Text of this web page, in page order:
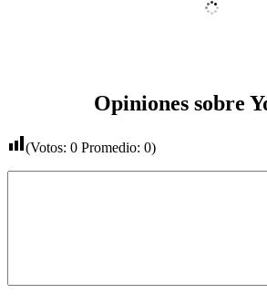
Opiniones sobre
(Votos: 0 Promedio: 0)